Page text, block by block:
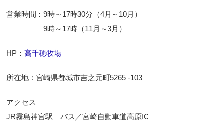
営業時間：9時～17時30分（4月～10月）
9時～17時（11月～3月）
HP： 高千穂牧場
所在地：宮崎県都城市吉之元町5265 -103
アクセス
JR霧島神宮駅―バス／宮崎自動車道高原IC